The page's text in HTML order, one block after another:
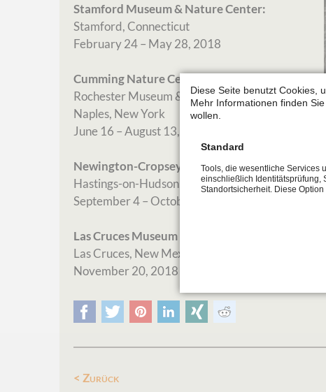
Stamford Museum & Nature Center:
Stamford, Connecticut
February 24 – May 28, 2018
Cumming Nature Center:
Rochester Museum & Science Center
Naples, New York
June 16 – August 13, 2018
Newington-Cropsey Foundation:
Hastings-on-Hudson, New York
September 4 – October 26, 2018
Las Cruces Museum of Art:
Las Cruces, New Mexico
November 20, 2018 – January 14, 2019
Facebook
Twitter PinterestLinkedInXing
Zurück
Diese Seite benutzt Cookies,
Mehr Informationen finden
wollen.
Standard
Tools, die wesentliche Services
einschließlich Identitätsprüfung,
Standortsicherheit. Diese